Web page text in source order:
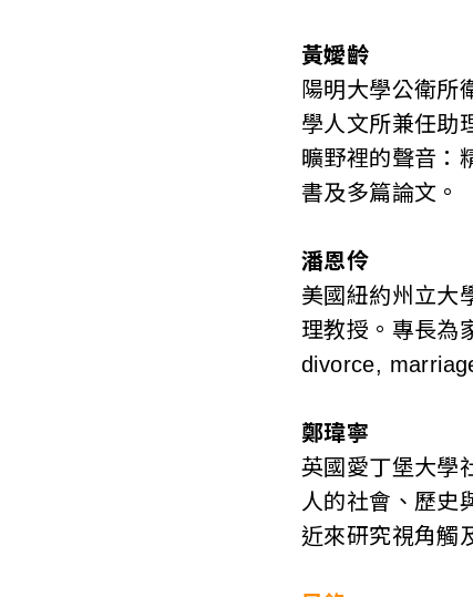
黃嬡齡
陽明大學公衛所
學人文所兼任助
曠野裡的聲音：
書及多篇論文。
潘恩伶
美國紐約州立大
理教授。專長為
divorce,
鄭瑋寧
英國愛丁堡大學
人的社會、歷史
近來研究視角觸